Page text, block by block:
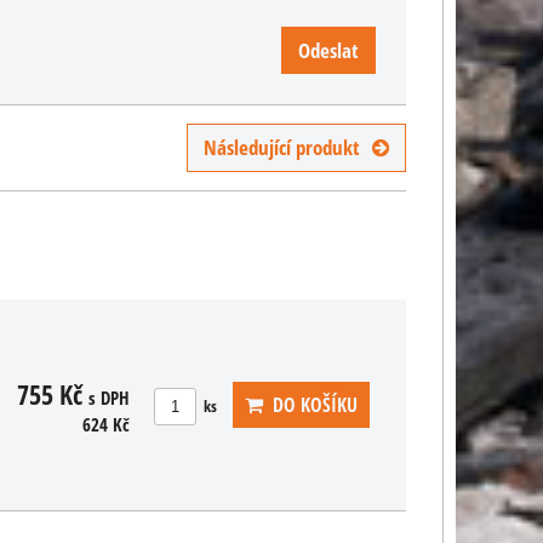
Odeslat
Následující produkt
755 Kč s DPH
624 Kč
ks DO KOŠÍKU